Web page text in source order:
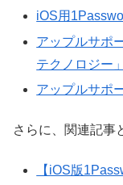
iOS用
アップルサポ
テクノロジー」
アップルサポ
さらに、関連記事
【iOS版